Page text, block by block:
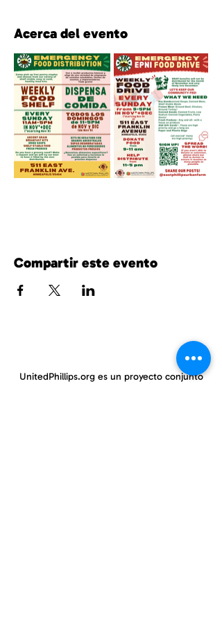
Acerca del evento
Compartir este evento
UnitedPhillips.org es un proyecto conjunto